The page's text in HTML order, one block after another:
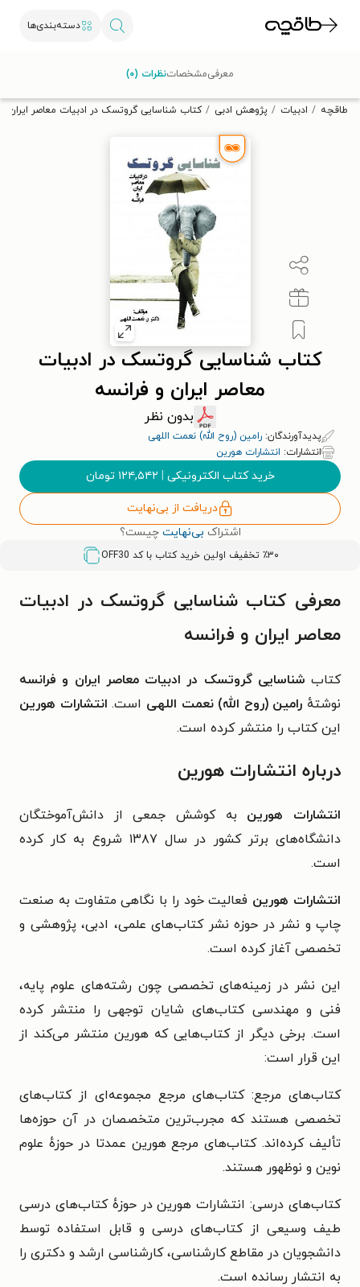
دسته‌بندی‌ها
تخفیف از طاقچه دریافت کن.
طاقچه ادبیات پژوهش ادبی کتاب شناسایی گروتسک در ادبیات معاصر ایران
کتاب شناسایی گروتسک در ادبیات
معاصر ایران و فرانسه
بدون نظر
پدیدآورندگان: رامین (روح الله) نعمت اللهی
انتشارات: انتشارات هورین
خرید کتاب الکترونیکی | ۱۲۴,۵۴۲ تومان
دریافت از بی‌نهایت
اشتراک بی‌نهایت چیست؟
٪۳۰ تخفیف اولین خرید کتاب با کد OFF30
معرفیمشخصاتنظرات (۰)
معرفی کتاب شناسایی گروتسک در ادبیات
معاصر ایران و فرانسه
کتاب شناسایی گروتسک در ادبیات معاصر ایران و فرانسه
نوشتهٔ رامین (روح الله) نعمت اللهی است. انتشارات هورین
این کتاب را منتشر کرده است.
درباره انتشارات هورین
انتشارات هورین به کوشش جمعی از دانش‌آموختگان
دانشگاه‌های برتر کشور در سال ۱۳۸۷ شروع به کار کرده
است.
انتشارات هورین فعالیت خود را با نگاهی متفاوت به صنعت
چاپ و نشر در حوزه نشر کتاب‌های علمی، ادبی، پژوهشی و
تخصصی آغاز کرده است.
این نشر در زمینه‌های تخصصی چون رشته‌های علوم پایه،
فنی و مهندسی کتاب‌های شایان توجهی را منتشر کرده
است. برخی دیگر از کتاب‌هایی که هورین منتشر می‌کند از
این قرار است:
کتاب‌های مرجع: کتاب‌های مرجع مجموعه‌ای از کتاب‌های
تخصصی هستند که مجرب‌ترین متخصصان در آن حوزه‌ها
تألیف کرده‌اند. کتاب‌های مرجع هورین عمدتا در حوزهٔ علوم
نوین و نوظهور هستند.
کتاب‌های درسی: انتشارات هورین در حوزهٔ کتاب‌های درسی
طیف وسیعی از کتاب‌های درسی و قابل استفاده توسط
دانشجویان در مقاطع کارشناسی، کارشناسی ارشد و دکتری را
به انتشار رسانده است.